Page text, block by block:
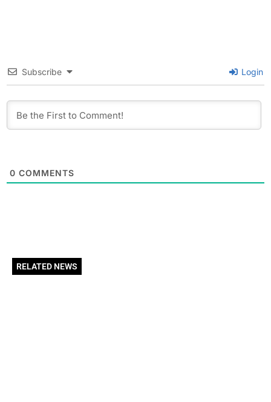
Subscribe Login
0 COMMENTS
RELATED NEWS